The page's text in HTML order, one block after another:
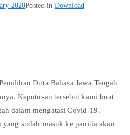
2020Posted in Download
Duta Bahasa Jawa Tengah
Keputusan tersebut kami buat
dalam mengatasi Covid-19.
sudah masuk ke panitia akan